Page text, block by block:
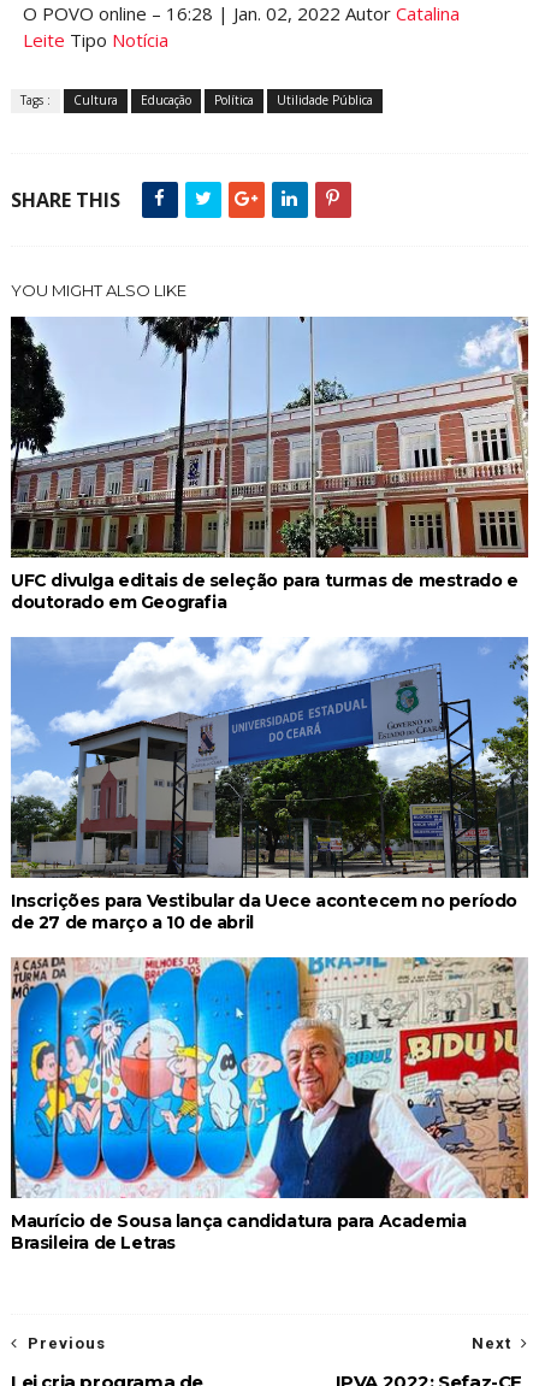
O POVO online – 16:28 | Jan. 02, 2022 Autor Catalina
Leite Tipo Notícia
Tags : Cultura Educação Política Utilidade Pública
SHARE THIS
YOU MIGHT ALSO LIKE
UFC divulga editais de seleção para turmas de mestrado e
doutorado em Geografia
Inscrições para Vestibular da Uece acontecem no período
de 27 de março a 10 de abril
Maurício de Sousa lança candidatura para Academia
Brasileira de Letras
Next
Previous